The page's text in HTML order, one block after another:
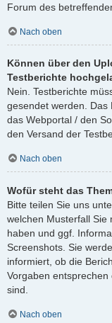
Forum des
Nach oben
Können über den
Testberichte
Nein. Testberichte
gesendet werden. Das
das Webportal / den
den Versand der
Nach oben
Wofür steht das
Bitte teilen Sie uns
welchen Musterfall Sie
haben und ggf.
Screenshots. Sie
informiert, ob die
Vorgaben
sind.
Nach oben